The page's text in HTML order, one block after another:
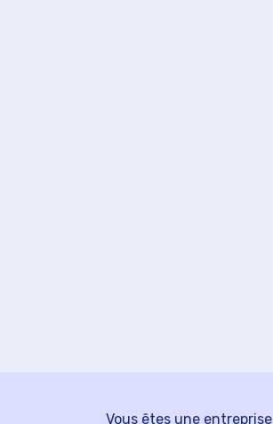
Vous êtes une entreprise